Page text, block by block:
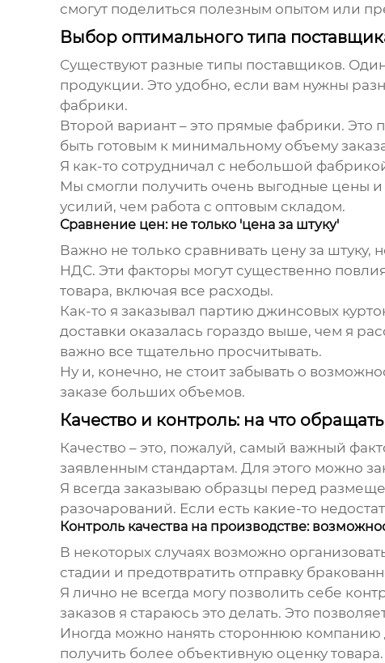
смогут поделиться полезным опытом или
Выбор оптимального типа
Существуют разные типы поставщиков.
продукции. Это удобно, если вам нужны
фабрики.
Второй вариант – это прямые фабрики. Это
быть готовым к минимальному объему
Я как-то сотрудничал с небольшой
Мы смогли получить очень выгодные цены
усилий, чем работа с оптовым складом.
Сравнение цен: не только 'цена за штуку'
Важно не только сравнивать цену за
НДС. Эти факторы могут существенно
товара, включая все расходы.
Как-то я заказывал партию джинсовых
доставки оказалась гораздо выше, чем я
важно все тщательно просчитывать.
Ну и, конечно, не стоит забывать о
заказе больших объемов.
Качество и контроль: на что
Качество – это, пожалуй, самый важный
заявленным стандартам. Для этого можно
Я всегда заказываю образцы перед
разочарований. Если есть какие-то
Контроль качества на производстве:
В некоторых случаях возможно
стадии и предотвратить отправку
Я лично не всегда могу позволить себе
заказов я стараюсь это делать. Это
Иногда можно нанять стороннюю компанию
получить более объективную оценку товара.